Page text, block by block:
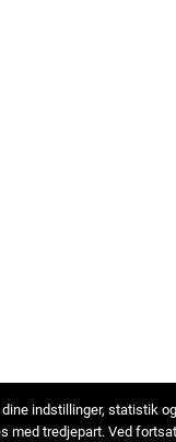
indstillinger, statistik
med tredjepart. Ved